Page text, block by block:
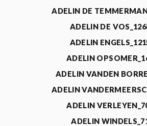
ADELIN DE
ADELIN DE
ADELIN
ADELIN
ADELIN VANDEN
ADELIN
ADELIN
ADELIN